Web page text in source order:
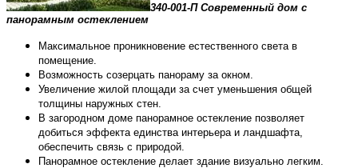
340-001-П Современный дом с
панорамным остеклением
Максимальное проникновение естественного света в
помещение.
Возможность созерцать панораму за окном.
Увеличение жилой площади за счет уменьшения общей
толщины наружных стен.
В загородном доме панорамное остекление позволяет
добиться эффекта единства интерьера и ландшафта,
обеспечить связь с природой.
Панорамное остекление делает здание визуально легким.